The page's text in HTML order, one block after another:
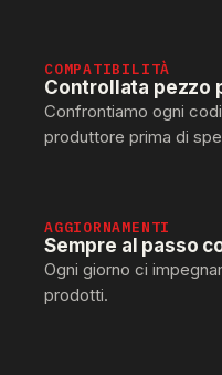
COMPATIBILITÀ
Controllata pezzo
Confrontiamo ogni
produttore prima di
AGGIORNAMENTI
Sempre al passo
Ogni giorno ci
prodotti.